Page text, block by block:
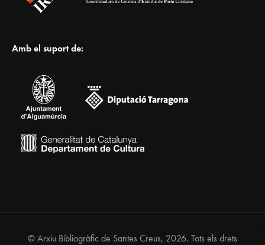
Amb el suport de:
© Arxiu Bibliogràfic de Santes Creus, 2026. Tots els drets